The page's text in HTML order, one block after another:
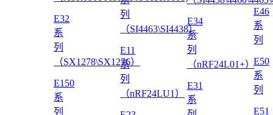
E32
系
列
（SX1278\SX1276）
E150
系
列
列
（SI4463\SI4438）
E11
系
列
（nRF24LU1）
E34
系
列
（nRF24L01+）
E31
系
E46
系
列
E50
系
列
E51